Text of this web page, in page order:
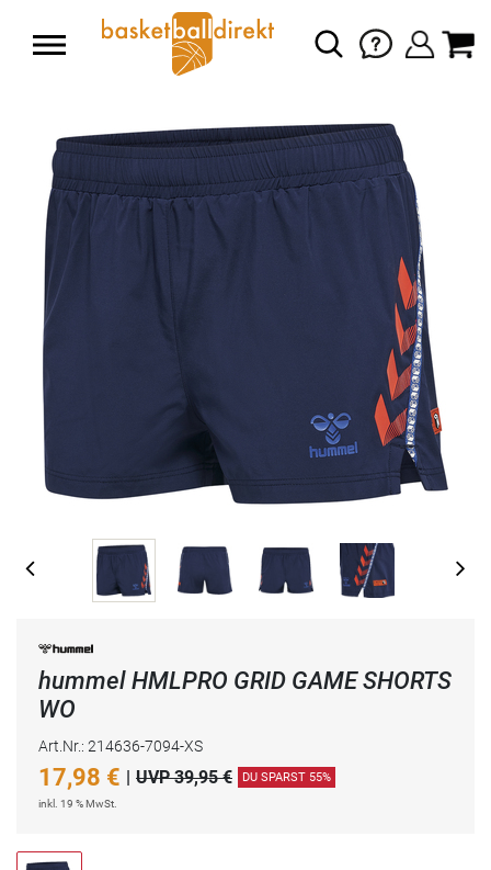
hummel HMLPRO GRID GAME SHORTS
WO
Art.Nr.: 214636-7094-XS
17,98 € | UVP 39,95 € DU SPARST 55%
inkl. 19 % MwSt.